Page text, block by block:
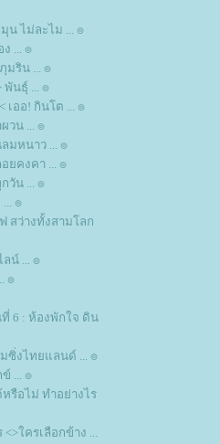
น ไม่ละไม ... ๏
... ๏
มริน ... ๏
พันธุ์ ... ๏
เออ! กินโต ... ๏
วน ... ๏
มหนาว ... ๏
ยคงคา ... ๏
วัน ... ๏
๏
สว่างทั้งสามโลก
น์ ... ๏
๏
ที่ 6 : ห้องพักใจ ดิน
ซิ่งไทยแลนด์ ... ๏
... ๏
รือไม่ ทำอย่างไร
<>ใครเลือกข้าง ...